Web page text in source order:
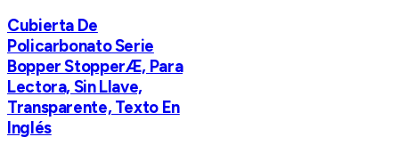
Cubierta De
Policarbonato Serie
Bopper StopperÆ, Para
Lectora, Sin Llave,
Transparente, Texto En
Inglés